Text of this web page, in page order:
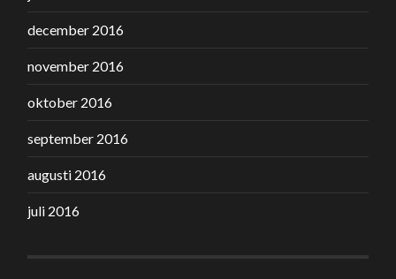
december 2016
november 2016
oktober 2016
september 2016
augusti 2016
juli 2016